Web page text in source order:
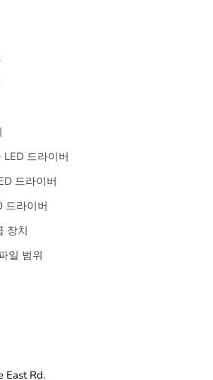
드라이버
드라이버
드라이버
장치
일 범위
East Rd.